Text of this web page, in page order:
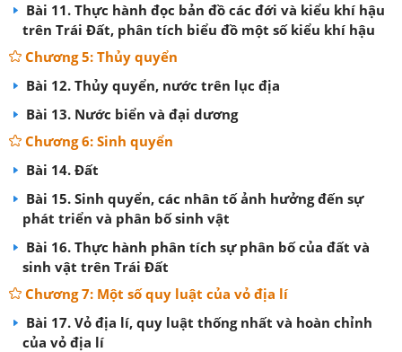
Bài 11. Thực hành đọc bản đồ các đới và kiểu khí hậu
trên Trái Đất, phân tích biểu đồ một số kiểu khí hậu
Chương 5: Thủy quyển
Bài 12. Thủy quyển, nước trên lục địa
Bài 13. Nước biển và đại dương
Chương 6: Sinh quyển
Bài 14. Đất
Bài 15. Sinh quyển, các nhân tố ảnh hưởng đến sự
phát triển và phân bố sinh vật
Bài 16. Thực hành phân tích sự phân bố của đất và
sinh vật trên Trái Đất
Chương 7: Một số quy luật của vỏ địa lí
Bài 17. Vỏ địa lí, quy luật thống nhất và hoàn chỉnh
của vỏ địa lí